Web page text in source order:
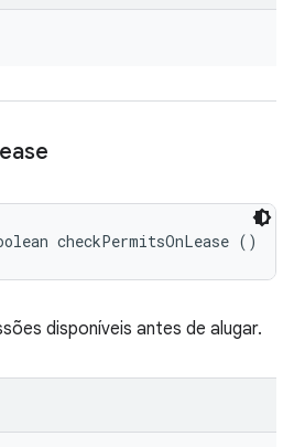
checkPermitsOnLease ()
disponíveis antes de alugar.